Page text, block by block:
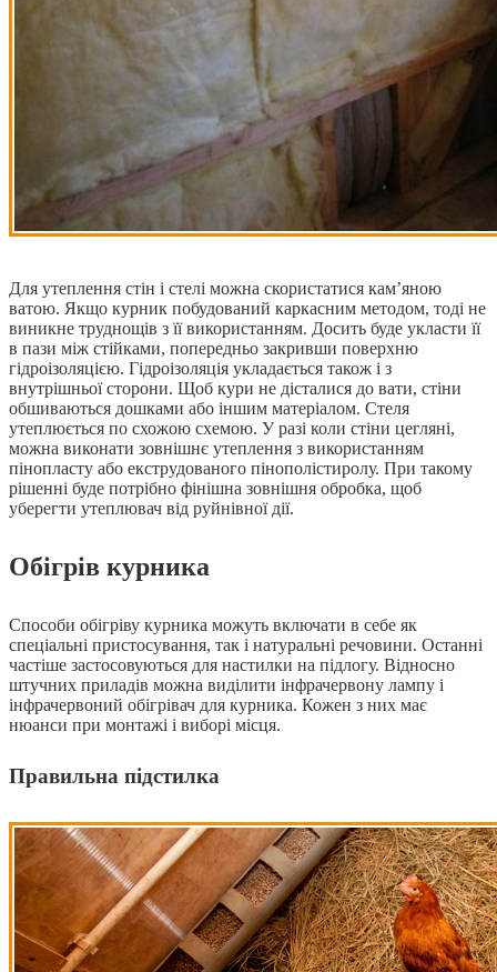
Для утеплення стін і стелі можна скористатися кам’яною
ватою. Якщо курник побудований каркасним методом, тоді не
виникне труднощів з її використанням. Досить буде укласти її
в пази між стійками, попередньо закривши поверхню
гідроізоляцією. Гідроізоляція укладається також і з
внутрішньої сторони. Щоб кури не дісталися до вати, стіни
обшиваються дошками або іншим матеріалом. Стеля
утеплюється по схожою схемою. У разі коли стіни цегляні,
можна виконати зовнішнє утеплення з використанням
пінопласту або екструдованого пінополістиролу. При такому
рішенні буде потрібно фінішна зовнішня обробка, щоб
уберегти утеплювач від руйнівної дії.
Обігрів курника
Способи обігріву курника можуть включати в себе як
спеціальні пристосування, так і натуральні речовини. Останні
частіше застосовуються для настилки на підлогу. Відносно
штучних приладів можна виділити інфрачервону лампу і
інфрачервоний обігрівач для курника. Кожен з них має
нюанси при монтажі і виборі місця.
Правильна підстилка